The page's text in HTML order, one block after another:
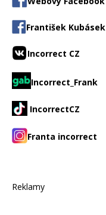
František Kubásek
Incorrect CZ
Incorrect_Frank
IncorrectCZ
Franta incorrect
Reklamy